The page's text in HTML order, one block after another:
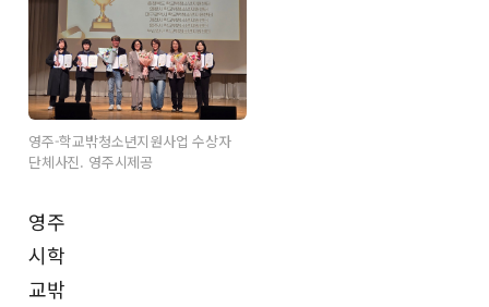
영주-학교밖청소년지원사업 수상자
단체사진. 영주시제공
영주
시학
교밖